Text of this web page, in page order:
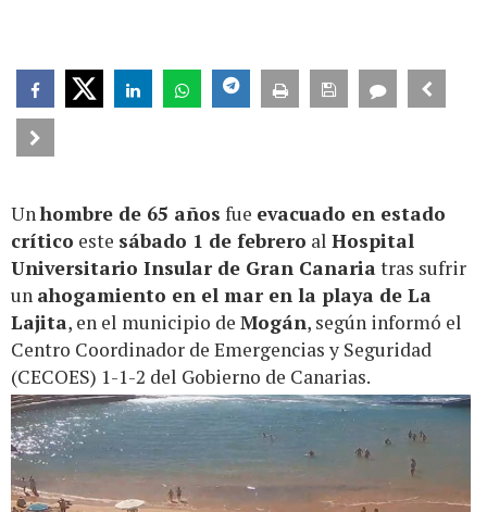
Unhombre de 65 años fue evacuado en estado
crítico este sábado 1 de febrero al Hospital
Universitario Insular de Gran Canaria tras sufrir
un ahogamiento en el mar en la playa de La
Lajita, en el municipio de Mogán, según informó el
Centro Coordinador de Emergencias y Seguridad
(CECOES) 1-1-2 del Gobierno de Canarias.